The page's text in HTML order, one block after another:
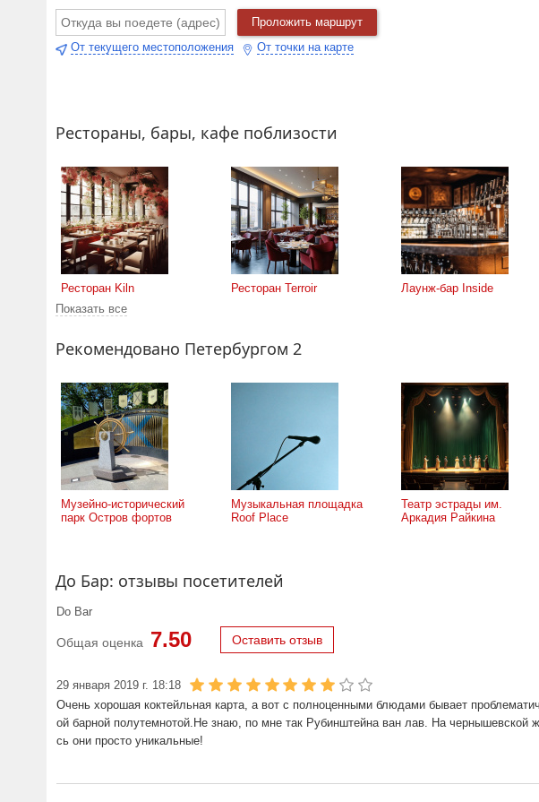
Проложить маршрут
От текущего местоположения
От точки на карте
Рестораны, бары, кафе поблизости
Ресторан Kiln Ресторан Terroir Лаунж-бар Inside
Показать все
Рекомендовано Петербургом 2
Музейно-исторический
парк Остров фортов
Музыкальная площадка
Roof Place
Театр эстрады им.
Аркадия Райкина
До Бар: отзывы посетителей
Do Bar
Общая оценка 7.50 Оставить отзыв
29 января 2019 г. 18:18
Очень хорошая коктейльная карта, а вот с полноценными блюдами бывает
ой барной полутемнотой.Не знаю, по мне так Рубинштейна ван лав. На
сь они просто уникальные!